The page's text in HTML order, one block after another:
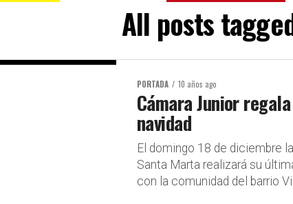
All posts
PORTADA 10 años ago
Cámara Junior
navidad
El domingo 18 de diciembre
Santa Marta realizará su
con la comunidad del barrio